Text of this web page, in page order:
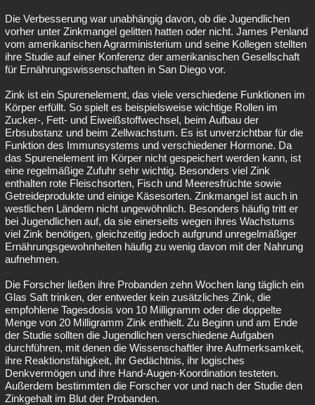
Die Verbesserung war unabhängig davon, ob die Jugendlichen
vorher unter Zinkmangel gelitten hatten oder nicht. James Penland
vom amerikanischen Agrarministerium und seine Kollegen stellten
ihre Studie auf einer Konferenz der amerikanischen Gesellschaft
für Ernährungswissenschaften in San Diego vor.
Zink ist ein Spurenelement, das viele verschiedene Funktionen im
Körper erfüllt. So spielt es beispielsweise wichtige Rollen im
Zucker-, Fett- und Eiweißstoffwechsel, beim Aufbau der
Erbsubstanz und beim Zellwachstum. Es ist unverzichtbar für die
Funktion des Immunsystems und verschiedener Hormone. Da
das Spurenelement im Körper nicht gespeichert werden kann, ist
eine regelmäßige Zufuhr sehr wichtig. Besonders viel Zink
enthalten rote Fleischsorten, Fisch und Meeresfrüchte sowie
Getreideprodukte und einige Käsesorten. Zinkmangel ist auch in
westlichen Ländern nicht ungewöhnlich. Besonders häufig tritt er
bei Jugendlichen auf, da sie einerseits wegen ihres Wachstums
viel Zink benötigen, gleichzeitig jedoch aufgrund unregelmäßiger
Ernährungsgewohnheiten häufig zu wenig davon mit der Nahrung
aufnehmen.
Die Forscher ließen ihre Probanden zehn Wochen lang täglich ein
Glas Saft trinken, der entweder kein zusätzliches Zink, die
empfohlene Tagesdosis von 10 Milligramm oder die doppelte
Menge von 20 Milligramm Zink enthielt. Zu Beginn und am Ende
der Studie sollten die Jugendlichen verschiedene Aufgaben
durchführen, mit denen die Wissenschaftler ihre Aufmerksamkeit,
ihre Reaktionsfähigkeit, ihr Gedächtnis, ihr logisches
Denkvermögen und ihre Hand-Augen-Koordination testeten.
Außerdem bestimmten die Forscher vor und nach der Studie den
Zinkgehalt im Blut der Probanden.